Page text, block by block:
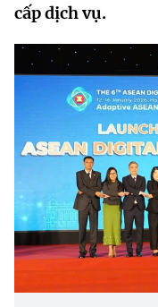
Năng lượng
Tin tổng hợp
Tin địa phương
Chuyển đổi số
Bưu chính, Viễn
Sở hữu trí tuệ
Tiêu chuẩn, đo
Năng lượng
Infographic
Voice
Nhiệm vụ trọng tâm
Chọn ngôn ngữ
Vietnamese
cấp dịch vụ.